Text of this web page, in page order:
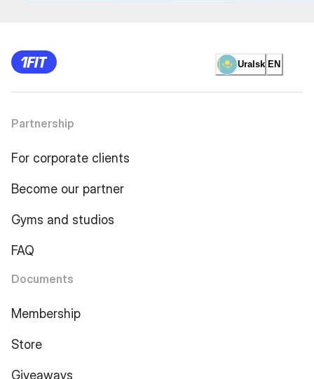
Uralsk EN
Partnership
For corporate clients
Become our partner
Gyms and studios
FAQ
Documents
Membership
Store
Giveaways